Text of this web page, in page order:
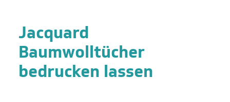
Jacquard
Baumwolltücher
bedrucken lassen